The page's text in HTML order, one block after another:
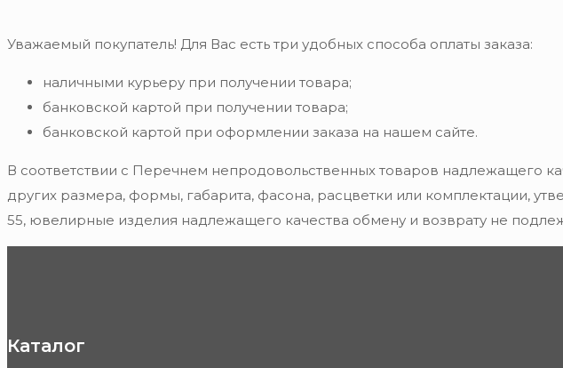
Уважаемый покупатель! Для Вас есть три удобных способа оплаты заказа:
наличными курьеру при получении товара;
банковской картой при получении товара;
банковской картой при оформлении заказа на нашем сайте.
В соответствии с Перечнем непродовольственных товаров надлежащего
других размера, формы, габарита, фасона, расцветки или комплектации,
55, ювелирные изделия надлежащего качества обмену и возврату не
Каталог